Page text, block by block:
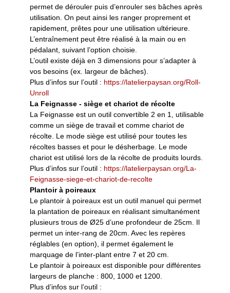
permet de dérouler puis d’enrouler ses bâches après
utilisation. On peut ainsi les ranger proprement et
rapidement, prêtes pour une utilisation ultérieure.
L’entraînement peut être réalisé à la main ou en
pédalant, suivant l’option choisie.
L’outil existe déjà en 3 dimensions pour s’adapter à
vos besoins (ex. largeur de bâches).
Plus d’infos sur l’outil : https://latelierpaysan.org/Roll-
Unroll
La Feignasse - siège et chariot de récolte
La Feignasse est un outil convertible 2 en 1, utilisable
comme un siège de travail et comme chariot de
récolte. Le mode siège est utilisé pour toutes les
récoltes basses et pour le désherbage. Le mode
chariot est utilisé lors de la récolte de produits lourds.
Plus d’infos sur l’outil : https://latelierpaysan.org/La-
Feignasse-siege-et-chariot-de-recolte
Plantoir à poireaux
Le plantoir à poireaux est un outil manuel qui permet
la plantation de poireaux en réalisant simultanément
plusieurs trous de Ø25 d’une profondeur de 25cm. Il
permet un inter-rang de 20cm. Avec les repères
réglables (en option), il permet également le
marquage de l’inter-plant entre 7 et 20 cm.
Le plantoir à poireaux est disponible pour différentes
largeurs de planche : 800, 1000 et 1200.
Plus d’infos sur l’outil :